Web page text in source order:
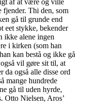
af at være og ville
Thi den, som
gå til grunde end
eet stykke, bekender
ikke alene ingen
i kirken (som han
kan bestå og ikke gå
vil gøre sit til, at
da også alle disse ord
mange hundrede
gå til uden hyrde,
Otto Nielsen, Aros’